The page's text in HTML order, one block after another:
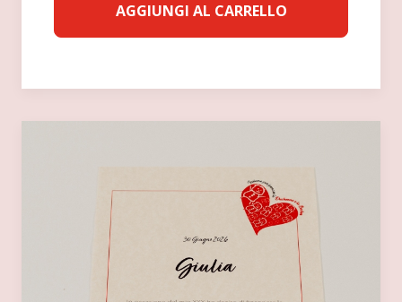
AGGIUNGI AL CARRELLO